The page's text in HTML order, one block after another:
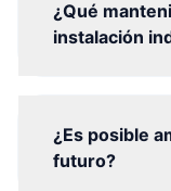
¿Qué
instalación
¿Es posible
futuro?